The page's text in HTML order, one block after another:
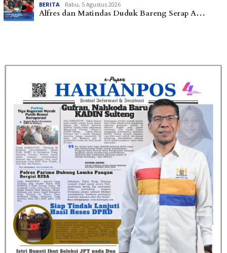
BERITA Rabu, 5 Agustus 2026
Alfres dan Matindas Duduk Bareng Serap A…